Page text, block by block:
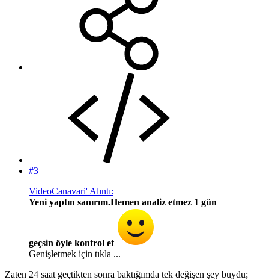
#3
VideoCanavari' Alıntı:
Yeni yaptın sanırım.Hemen analiz etmez 1 gün
geçsin öyle kontrol et
Genişletmek için tıkla ...
Zaten 24 saat geçtikten sonra baktığımda tek değişen şey buydu;